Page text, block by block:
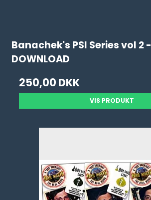
Banachek's PSI Series vol 2 -
DOWNLOAD
250,00 DKK
VIS PRODUKT